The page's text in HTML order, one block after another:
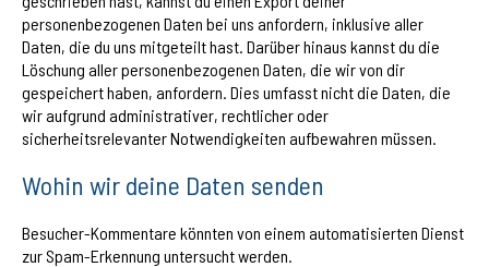
personenbezogenen Daten bei uns anfordern, inklusive aller
Daten, die du uns mitgeteilt hast. Darüber hinaus kannst du die
Löschung aller personenbezogenen Daten, die wir von dir
gespeichert haben, anfordern. Dies umfasst nicht die Daten, die
wir aufgrund administrativer, rechtlicher oder
sicherheitsrelevanter Notwendigkeiten aufbewahren müssen.
Wohin wir deine Daten senden
Besucher-Kommentare könnten von einem automatisierten Dienst
zur Spam-Erkennung untersucht werden.